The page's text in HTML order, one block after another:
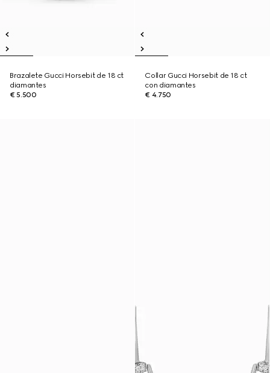
Brazalete Gucci Horsebit de 18 ct
diamantes
€ 5.500
Collar Gucci Horsebit de 18 ct
con diamantes
€ 4.750